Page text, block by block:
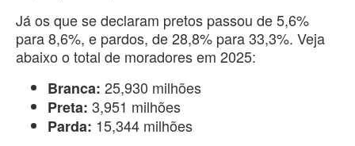
Já os que se declaram pretos passou de 5,6%
para 8,6%, e pardos, de 28,8% para 33,3%. Veja
abaixo o total de moradores em 2025:
Branca: 25,930 milhões
Preta: 3,951 milhões
Parda: 15,344 milhões